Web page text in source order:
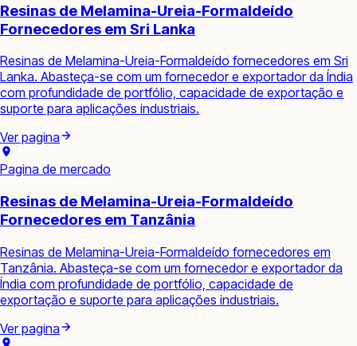
Resinas de Melamina-Ureia-Formaldeído
Fornecedores em Sri Lanka
Resinas de Melamina-Ureia-Formaldeído fornecedores em Sri
Lanka. Abasteça-se com um fornecedor e exportador da Índia
com profundidade de portfólio, capacidade de exportação e
suporte para aplicações industriais.
Ver pagina
Pagina de mercado
Resinas de Melamina-Ureia-Formaldeído
Fornecedores em Tanzânia
Resinas de Melamina-Ureia-Formaldeído fornecedores em
Tanzânia. Abasteça-se com um fornecedor e exportador da
Índia com profundidade de portfólio, capacidade de
exportação e suporte para aplicações industriais.
Ver pagina